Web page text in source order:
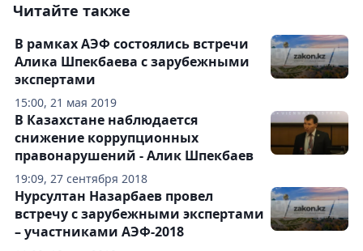
Читайте также
15:00, 21 мая 2019
В рамках АЭФ состоялись встречи
Алика Шпекбаева с зарубежными
экспертами
19:09, 27 сентября 2018
В Казахстане наблюдается
снижение коррупционных
правонарушений - Алик Шпекбаев
Нурсултан Назарбаев провел
встречу с зарубежными экспертами
– участниками АЭФ-2018